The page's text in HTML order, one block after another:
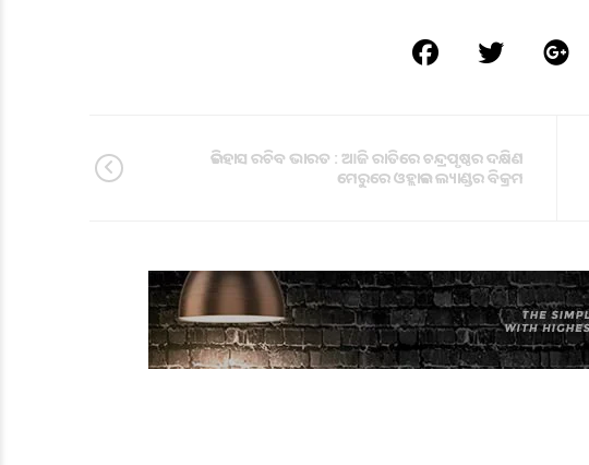
ଇତିହାସ ରଚିବ ଭାରତ : ଆଜି ରାତିରେ ଚନ୍ଦ୍ରପୃଷ୍ଠର ଦକ୍ଷିଣ
ମେରୁରେ ଓହ୍ଲାଇବ ଲ୍ୟାଣ୍ଡର ବିକ୍ରମ